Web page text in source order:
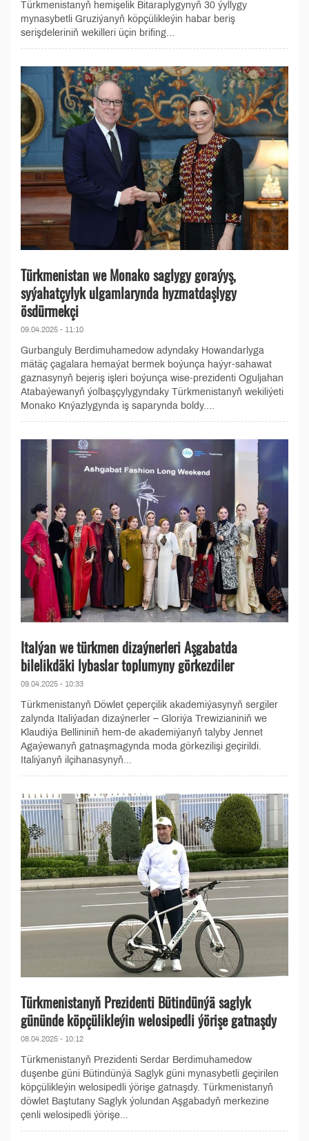
Türkmenistanyň hemişelik Bitaraplygynyň 30 ýyllygy
mynasybetli Gruziýanyň köpçülikleýin habar beriş
serişdeleriniň wekilleri üçin brifing...
Türkmenistan we Monako saglygy goraýyş,
syýahatçylyk ulgamlarynda hyzmatdaşlygy
ösdürmekçi
09.04.2025 - 11:10
Gurbanguly Berdimuhamedow adyndaky Howandarlyga
mätäç çagalara hemaýat bermek boýunça haýyr-sahawat
gaznasynyň bejeriş işleri boýunça wise-prezidenti Oguljahan
Atabaýewanyň ýolbaşçylygyndaky Türkmenistanyň wekiliýeti
Monako Knýazlygynda iş saparynda boldy....
Italýan we türkmen dizaýnerleri Aşgabatda
bilelikdäki lybaslar toplumyny görkezdiler
09.04.2025 - 10:33
Türkmenistanyň Döwlet çeperçilik akademiýasynyň sergiler
zalynda Italiýadan dizaýnerler – Gloriýa Trewizianiniň we
Klaudiýa Bellininiň hem-de akademiýanyň talyby Jennet
Agaýewanyň gatnaşmagynda moda görkezilişi geçirildi.
Italiýanyň ilçihanasynyň...
Türkmenistanyň Prezidenti Bütindünýä saglyk
gününde köpçülikleýin welosipedli ýörişe gatnaşdy
08.04.2025 - 10:12
Türkmenistanyň Prezidenti Serdar Berdimuhamedow
duşenbe güni Bütindünýä Saglyk güni mynasybetli geçirilen
köpçülikleýin welosipedli ýörişe gatnaşdy. Türkmenistanyň
döwlet Baştutany Saglyk ýolundan Aşgabadyň merkezine
çenli welosipedli ýörişe...